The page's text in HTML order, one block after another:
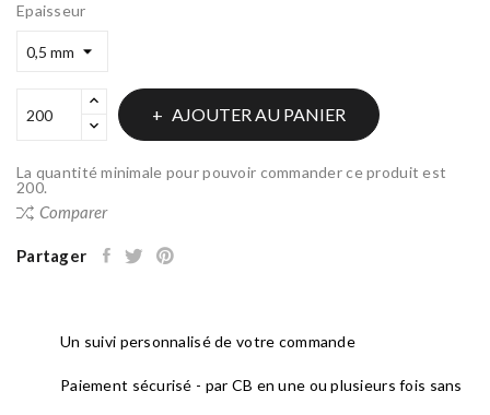
Epaisseur
AJOUTER AU PANIER
La quantité minimale pour pouvoir commander ce produit est
200.
Comparer
Partager
Un suivi personnalisé de votre commande
Paiement sécurisé - par CB en une ou plusieurs fois sans